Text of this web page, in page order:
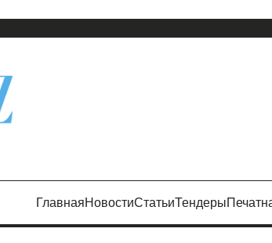
ГлавнаяНовостиСтатьиТендеры